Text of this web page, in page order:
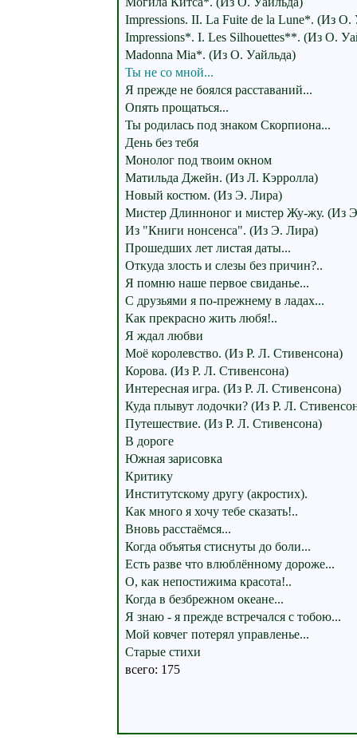
Impressions. II. La Fuite de la Lune*. (Из О.
Impressions*. I. Les Silhouettes**. (Из О.
Madonna Mia*. (Из О. Уайльда)
Ты не со мной...
Я прежде не боялся расставаний...
Опять прощаться...
Ты родилась под знаком Скорпиона...
День без тебя
Монолог под твоим окном
Матильда Джейн. (Из Л. Кэрролла)
Новый костюм. (Из Э. Лира)
Мистер Длинноног и мистер Жу-жу. (Из
Из "Книги нонсенса". (Из Э. Лира)
Прошедших лет листая даты...
Откуда злость и слезы без причин?..
Я помню наше первое свиданье...
С друзьями я по-прежнему в ладах...
Как прекрасно жить любя!..
Я ждал любви
Моё королевство. (Из Р. Л. Стивенсона)
Корова. (Из Р. Л. Стивенсона)
Интересная игра. (Из Р. Л. Стивенсона)
Куда плывут лодочки? (Из Р. Л.
Путешествие. (Из Р. Л. Стивенсона)
В дороге
Южная зарисовка
Критику
Институтскому другу (акростих).
Как много я хочу тебе сказать!..
Вновь расстаёмся...
Когда объятья стиснуты до боли...
Есть разве что влюблённому дороже...
О, как непостижима красота!..
Когда в безбрежном океане...
Я знаю - я прежде встречался с тобою...
Мой ковчег потерял управленье...
Старые стихи
всего: 175